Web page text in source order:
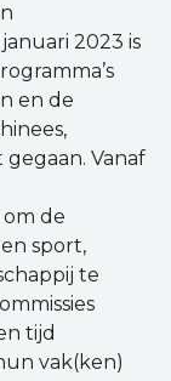
2023 is
en de
gegaan. Vanaf
de
sport,
te
tijd
vak(ken)